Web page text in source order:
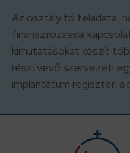
Az osztály fő feladata,
finanszírozással
kimutatásokat készít
résztvevő szervezeti
implantátum regiszter,